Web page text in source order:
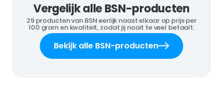
Vergelijk alle BSN-producten
29 producten van BSN eerlijk naast elkaar op prijs per
100 gram en kwaliteit, zodat jij nooit te veel betaalt.
Bekijk alle BSN-producten